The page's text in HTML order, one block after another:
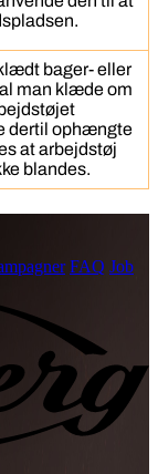
bager- eller
man klæde om
dertil ophængte
at arbejdstøj
blandes.
FAQ Job